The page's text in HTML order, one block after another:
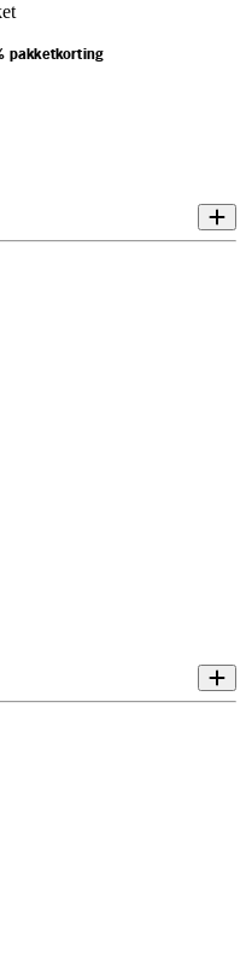
pakketkorting